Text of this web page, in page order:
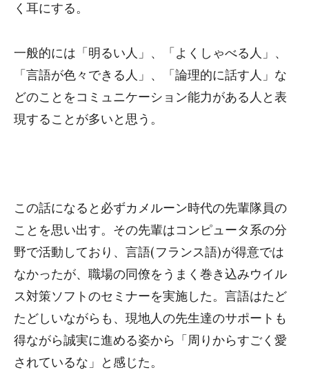
く耳にする。
一般的には「明るい人」、「よくしゃべる人」、
「言語が色々できる人」、「論理的に話す人」な
どのことをコミュニケーション能力がある人と表
現することが多いと思う。
この話になると必ずカメルーン時代の先輩隊員の
ことを思い出す。その先輩はコンピュータ系の分
野で活動しており、言語(フランス語)が得意では
なかったが、職場の同僚をうまく巻き込みウイル
ス対策ソフトのセミナーを実施した。言語はたど
たどしいながらも、現地人の先生達のサポートも
得ながら誠実に進める姿から「周りからすごく愛
されているな」と感じた。